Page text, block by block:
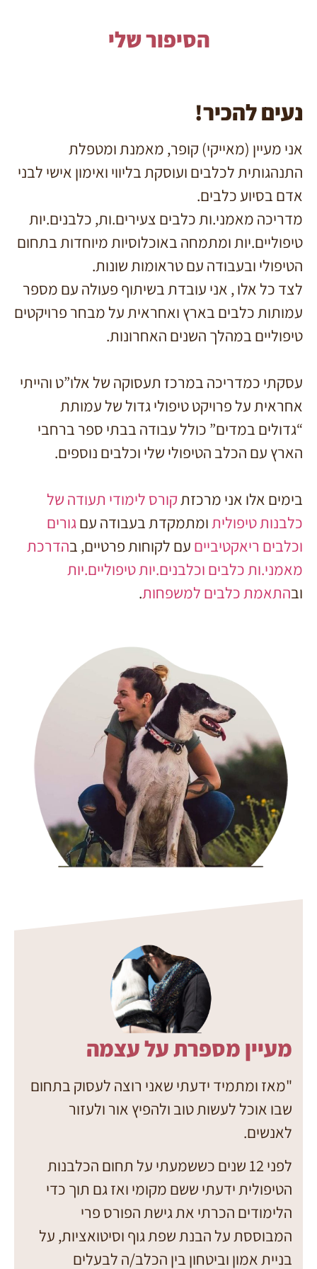
הסיפור שלי
נעים להכיר!
אני מעיין (מאייקי) קופר, מאמנת ומטפלת
התנהגותית לכלבים ועוסקת בליווי ואימון אישי לבני
אדם בסיוע כלבים.
מדריכה מאמני.ות כלבים צעירים.ות, כלבנים.יות
טיפוליים.יות ומתמחה באוכלוסיות מיוחדות בתחום
הטיפולי ובעבודה עם טראומות שונות.
לצד כל אלו , אני עובדת בשיתוף פעולה עם מספר
עמותות כלבים בארץ ואחראית על מבחר פרויקטים
טיפוליים במהלך השנים האחרונות.
עסקתי כמדריכה במרכז תעסוקה של אלו”ט והייתי
אחראית על פרויקט טיפולי גדול של עמותת
“גדולים במדים” כולל עבודה בבתי ספר ברחבי
הארץ עם הכלב הטיפולי שלי וכלבים נוספים.
בימים אלו אני מרכזתקורס לימודי תעודה של
כלבנות טיפוליתומתמקדת בעבודה עםגורים
וכלבים ריאקטיביים עם לקוחות פרטיים, בהדרכת
מאמני.ות כלבים וכלבנים.יות טיפוליים.יות
ובהתאמת כלבים למשפחות.
מעיין מספרת על עצמה
"מאז ומתמיד ידעתי שאני רוצה לעסוק בתחום
שבו אוכל לעשות טוב ולהפיץ אור ולעזור
לאנשים.
לפני 12 שנים כששמעתי על תחום הכלבנות
הטיפולית ידעתי ששם מקומי ואז גם תוך כדי
הלימודים הכרתי את גישת הפורס פרי
המבוססת על הבנת שפת גוף וסיטואציות, על
בניית אמון וביטחון בין הכלב/ה לבעלים